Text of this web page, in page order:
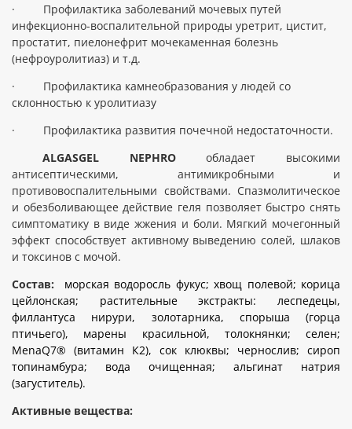
· Профилактика заболеваний мочевых путей
инфекционно-воспалительной природы уретрит, цистит,
простатит, пиелонефрит мочекаменная болезнь
(нефроуролитиаз) и т.д.
· Профилактика камнеобразования у людей со
склонностью к уролитиазу
· Профилактика развития почечной недостаточности.
ALGASGEL NEPHROобладает высокими
антисептическими, антимикробными и
противовоспалительными свойствами. Спазмолитическое
и обезболивающее действие геля позволяет быстро снять
симптоматику в виде жжения и боли. Мягкий мочегонный
эффект способствует активному выведению солей, шлаков
и токсинов с мочой.
Состав: морская водоросль фукус; хвощ полевой; корица
цейлонская; растительные экстракты: леспедецы,
филлантуса нирури, золотарника, спорыша (горца
птичьего), марены красильной, толокнянки; селен;
MenaQ7® (витамин К2), сок клюквы; чернослив; сироп
топинамбура; вода очищенная; альгинат натрия
(загуститель).
Активные вещества: